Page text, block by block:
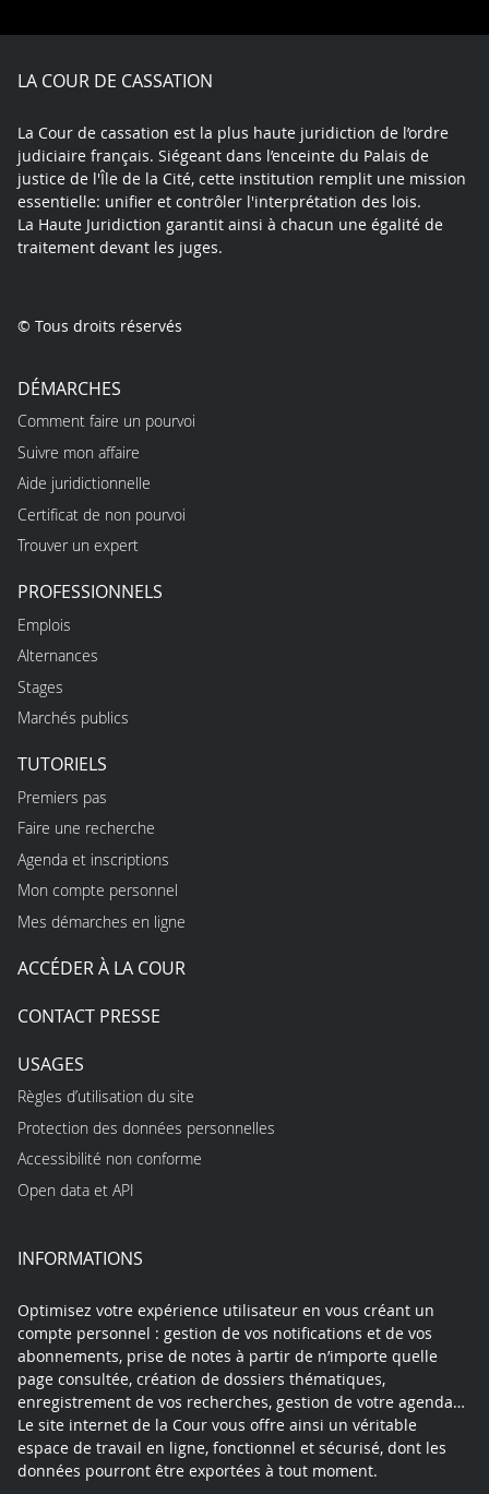
X
FacebookYoutubeLinkedInInstagram
LA COUR DE CASSATION
La Cour de cassation est la plus haute juridiction de l’ordre
judiciaire français. Siégeant dans l’enceinte du Palais de
justice de l'Île de la Cité, cette institution remplit une mission
essentielle: unifier et contrôler l'interprétation des lois.
La Haute Juridiction garantit ainsi à chacun une égalité de
traitement devant les juges.
© Tous droits réservés
DÉMARCHES
Comment faire un pourvoi
Suivre mon affaire
Aide juridictionnelle
Certificat de non pourvoi
Trouver un expert
PROFESSIONNELS
Emplois
Alternances
Stages
Marchés publics
TUTORIELS
Premiers pas
Faire une recherche
Agenda et inscriptions
Mon compte personnel
Mes démarches en ligne
ACCÉDER À LA COUR
CONTACT PRESSE
USAGES
Règles d’utilisation du site
Protection des données personnelles
Accessibilité non conforme
Open data et API
INFORMATIONS
Optimisez votre expérience utilisateur en vous créant un
compte personnel : gestion de vos notifications et de vos
abonnements, prise de notes à partir de n’importe quelle
page consultée, création de dossiers thématiques,
enregistrement de vos recherches, gestion de votre agenda…
Le site internet de la Cour vous offre ainsi un véritable
espace de travail en ligne, fonctionnel et sécurisé, dont les
données pourront être exportées à tout moment.